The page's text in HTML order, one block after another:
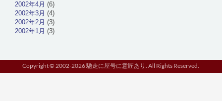
2002年4月 (6)
2002年3月 (4)
2002年2月 (3)
2002年1月 (3)
Copyright © 2002-2026 馳走に屋号に意匠あり. All Rights Reserved.